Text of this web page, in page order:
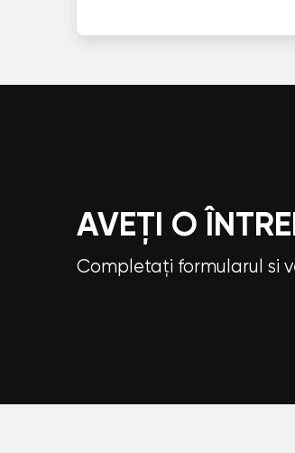
AVEȚI O
Completați formularul si